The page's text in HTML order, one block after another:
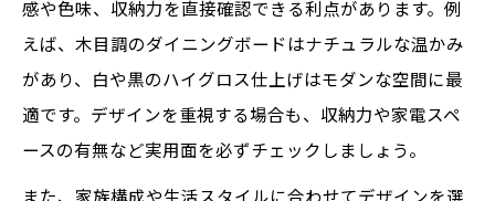
感や色味、収納力を直接確認できる利点があります。例
えば、木目調のダイニングボードはナチュラルな温かみ
があり、白や黒のハイグロス仕上げはモダンな空間に最
適です。デザインを重視する場合も、収納力や家電スペ
ースの有無など実用面を必ずチェックしましょう。
また、家族構成や生活スタイルに合わせてデザインを選